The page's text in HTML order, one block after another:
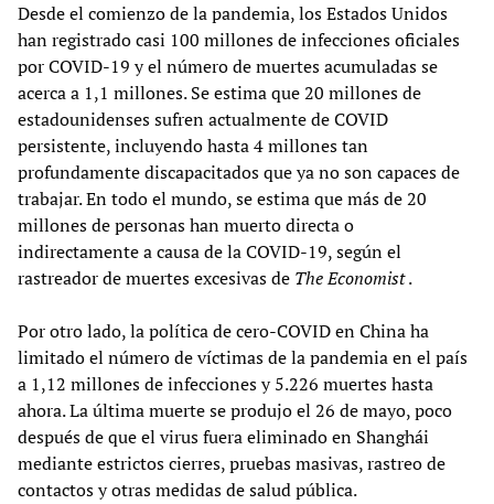
Desde el comienzo de la pandemia, los Estados Unidos
han registrado casi 100 millones de infecciones oficiales
por COVID-19 y el número de muertes acumuladas se
acerca a 1,1 millones. Se estima que 20 millones de
estadounidenses sufren actualmente de COVID
persistente, incluyendo hasta 4 millones tan
profundamente discapacitados que ya no son capaces de
trabajar. En todo el mundo, se estima que más de 20
millones de personas han muerto directa o
indirectamente a causa de la COVID-19, según el
rastreador de muertes excesivas de The Economist.
Por otro lado, la política de cero-COVID en China ha
limitado el número de víctimas de la pandemia en el país
a 1,12 millones de infecciones y 5.226 muertes hasta
ahora. La última muerte se produjo el 26 de mayo, poco
después de que el virus fuera eliminado en Shanghái
mediante estrictos cierres, pruebas masivas, rastreo de
contactos y otras medidas de salud pública.